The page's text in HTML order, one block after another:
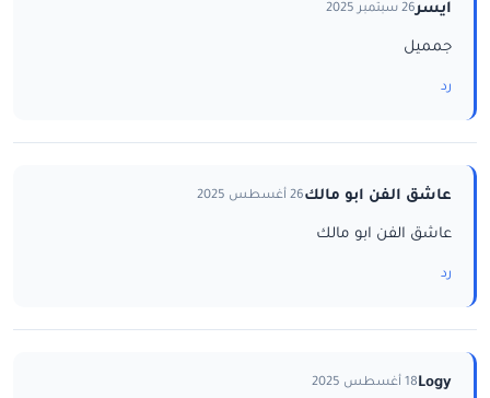
ايسر26 سبتمبر 2025
جمميل
رد
عاشق الفن ابو مالك26 أغسطس 2025
عاشق الفن ابو مالك
رد
Logy18 أغسطس 2025